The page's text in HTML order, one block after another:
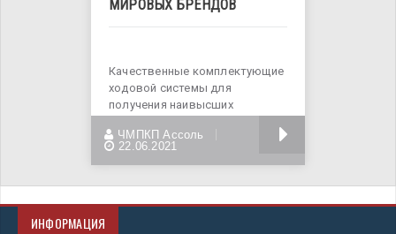
МИРОВЫХ БРЕНДОВ
Качественные комплектующие
ходовой системы для
получения наивысших
Подберем
ЧМПКП Ассоль
22.06.2021
ИНФОРМАЦИЯ